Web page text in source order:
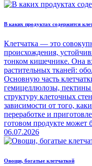
В каких продуктах содержится
Клетчатка — это
происхождения,
тонком кишечнике. Она
растительных тканей:
Основную часть
гемицеллюлозы,
структуру клеточных
зависимости от того,
переработке и
готовом продукте
06.07.2026
Овощи, богатые клетчаткой